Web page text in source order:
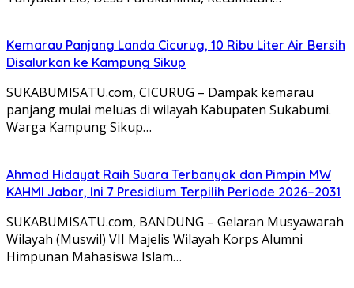
Kemarau Panjang Landa Cicurug, 10 Ribu Liter Air Bersih
Disalurkan ke Kampung Sikup
SUKABUMISATU.com, CICURUG – Dampak kemarau
panjang mulai meluas di wilayah Kabupaten Sukabumi.
Warga Kampung Sikup…
Ahmad Hidayat Raih Suara Terbanyak dan Pimpin MW
KAHMI Jabar, Ini 7 Presidium Terpilih Periode 2026–2031
SUKABUMISATU.com, BANDUNG – Gelaran Musyawarah
Wilayah (Muswil) VII Majelis Wilayah Korps Alumni
Himpunan Mahasiswa Islam…